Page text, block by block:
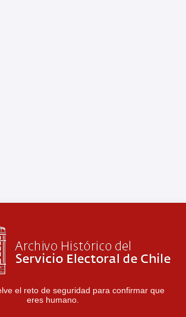
el reto de seguridad para confirmar que
eres humano.